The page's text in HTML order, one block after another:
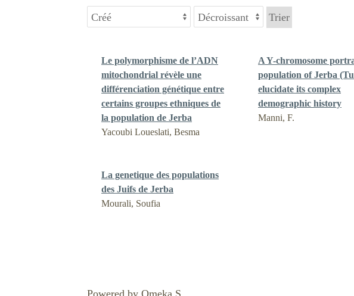
Trier
Le polymorphisme de l’ADN
mitochondrial révèle une
différenciation génétique entre
certains groupes ethniques de
la population de Jerba
Yacoubi Loueslati, Besma
A Y-chromosome
population of Jerba
elucidate its complex
demographic history
Manni, F.
La genetique des populations
des Juifs de Jerba
Mourali, Soufia
Powered by Omeka S